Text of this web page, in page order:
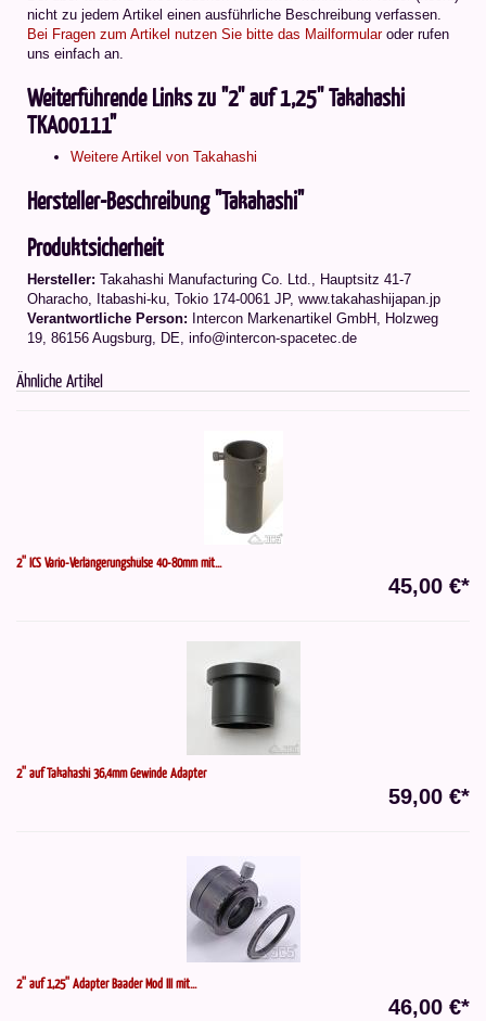
nicht zu jedem Artikel einen ausführliche Beschreibung verfassen.
Bei Fragen zum Artikel nutzen Sie bitte das Mailformularoder rufen
uns einfach an.
Weiterführende Links zu "2'' auf 1,25'' Takahashi
TKA00111"
Weitere Artikel von Takahashi
Hersteller-Beschreibung "Takahashi"
Produktsicherheit
Hersteller: Takahashi Manufacturing Co. Ltd., Hauptsitz 41-7
Oharacho, Itabashi-ku, Tokio 174-0061 JP, www.takahashijapan.jp
Verantwortliche Person: Intercon Markenartikel GmbH, Holzweg
19, 86156 Augsburg, DE, info@intercon-spacetec.de
Ähnliche Artikel
2'' ICS Vario-Verlängerungshülse 40-80mm mit...
45,00 €*
2'' auf Takahashi 36,4mm Gewinde Adapter
59,00 €*
2'' auf 1,25'' Adapter Baader Mod III mit...
46,00 €*